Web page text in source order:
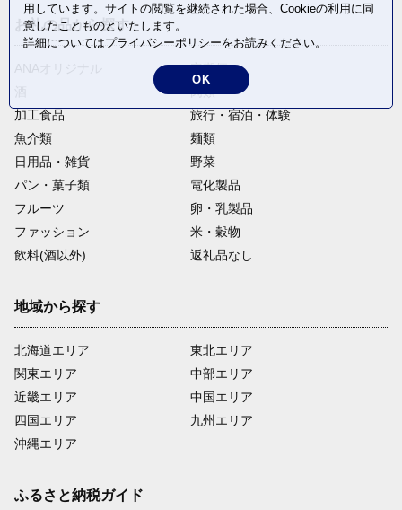
お礼の品から探す
定期便
肉類
加工食品
旅行・宿泊・体験
魚介類
麺類
日用品・雑貨
野菜
パン・菓子類
電化製品
フルーツ
卵・乳製品
ファッション
米・穀物
飲料(酒以外)
返礼品なし
地域から探す
北海道エリア
関東エリア
近畿エリア
四国エリア
沖縄エリア
東北エリア
中部エリア
中国エリア
九州エリア
ふるさと納税ガイド
用しています。サイトの閲覧を継続された場合、Cookieの利用に同
意したことものといたします。
詳細についてはプライバシーポリシーをお読みください。
OK